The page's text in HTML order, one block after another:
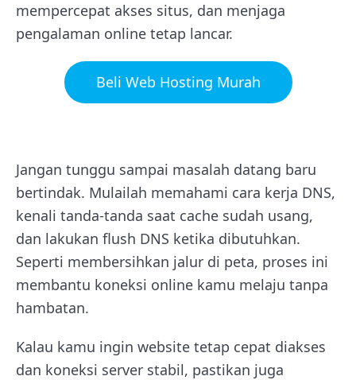
mempercepat akses situs, dan menjaga
pengalaman online tetap lancar.
Beli Web Hosting Murah
Jangan tunggu sampai masalah datang baru
bertindak. Mulailah memahami cara kerja DNS,
kenali tanda-tanda saat cache sudah usang,
dan lakukan flush DNS ketika dibutuhkan.
Seperti membersihkan jalur di peta, proses ini
membantu koneksi online kamu melaju tanpa
hambatan.
Kalau kamu ingin website tetap cepat diakses
dan koneksi server stabil, pastikan juga